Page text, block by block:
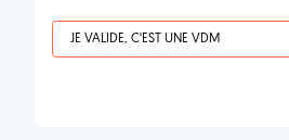
JE VALIDE, C'EST UNE VDM